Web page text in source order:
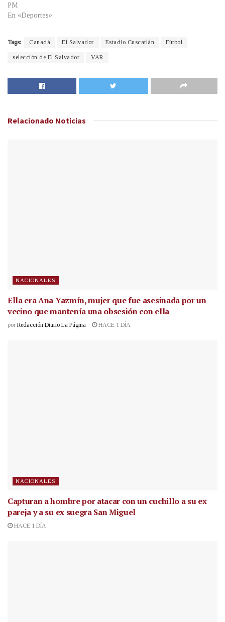
PM
En «Deportes»
Tags: Canadá El Salvador Estadio Cuscatlán Fútbol
selección de El Salvador VAR
Relacionado Noticias
NACIONALES
Ella era Ana Yazmín, mujer que fue asesinada por un
vecino que mantenía una obsesión con ella
por Redacción Diario La Página HACE 1 DÍA
NACIONALES
Capturan a hombre por atacar con un cuchillo a su ex
pareja y a su ex suegra San Miguel
HACE 1 DÍA